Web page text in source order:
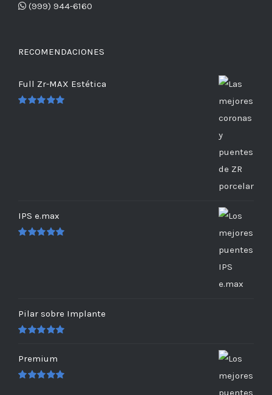
(999) 944-6160
RECOMENDACIONES
Full Zr-MAX Estética
IPS e.max
Pilar sobre Implante
Premium